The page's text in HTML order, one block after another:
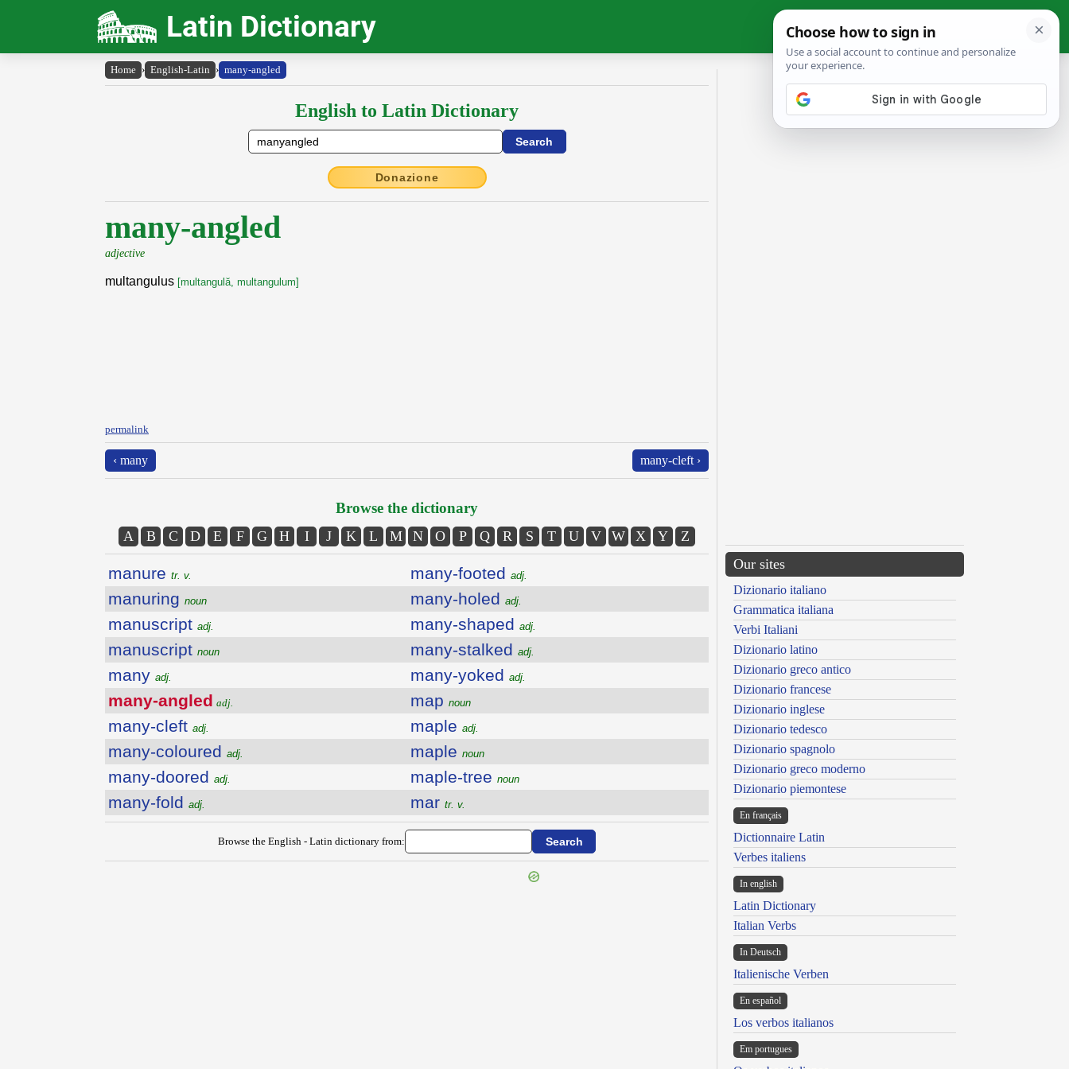
Latin Dictionary
Home › English-Latin › many-angled
English to Latin Dictionary
Donazione
many-angled
adjective
multangulus [multangulă, multangulum]
permalink
‹ many many-cleft ›
Browse the dictionary
A B C D E F G H I J K L M N O P Q R S T U V W X Y Z
manure tr. v.
manuring noun
manuscript adj.
manuscript noun
many adj.
many-angled adj.
many-cleft adj.
many-coloured adj.
many-doored adj.
many-fold adj.
many-footed adj.
many-holed adj.
many-shaped adj.
many-stalked adj.
many-yoked adj.
map noun
maple adj.
maple noun
maple-tree noun
mar tr. v.
Browse the English - Latin dictionary from:
Our sites
Dizionario italiano
Grammatica italiana
Verbi Italiani
Dizionario latino
Dizionario greco antico
Dizionario francese
Dizionario inglese
Dizionario tedesco
Dizionario spagnolo
Dizionario greco moderno
Dizionario piemontese
En français
Dictionnaire Latin
Verbes italiens
In english
Latin Dictionary
Italian Verbs
In Deutsch
Italienische Verben
En español
Los verbos italianos
Em portugues